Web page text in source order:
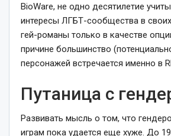
BioWare, не одно десятилетие
интересы ЛГБТ-сообщества в
гей-романы только в качестве
причине большинство
персонажей встречается именно в
Путаница с
Развивать мысль о том, что
играм пока удается еще хуже. До